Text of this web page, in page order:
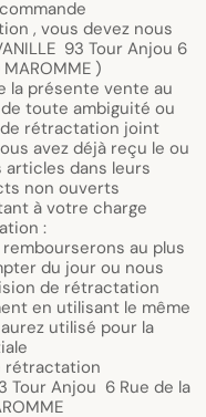
, vous devez nous
93 Tour Anjou 6
)
présente vente au
toute ambiguité ou
rétractation joint
avez déjà reçu le ou
articles dans leurs
non ouverts
à votre charge
:
au plus
du jour ou nous
de rétractation
en utilisant le même
utilisé pour la
rétractation
Anjou 6 Rue de la